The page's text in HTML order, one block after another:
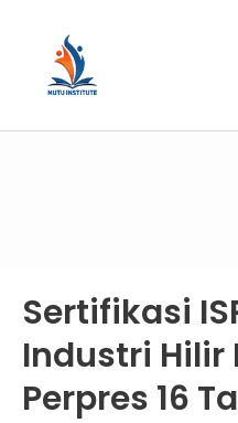
Sertifikasi
Industri Hilir
Perpres 16